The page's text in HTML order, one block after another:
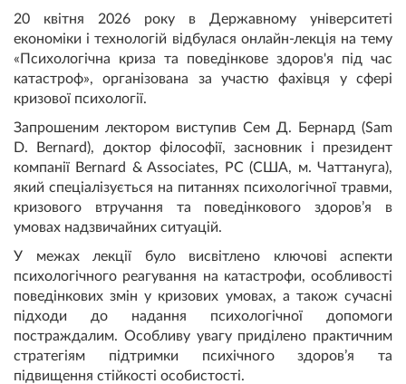
20 квітня 2026 року в Державному університеті
економіки і технологій відбулася онлайн-лекція на тему
«Психологічна криза та поведінкове здоров'я під час
катастроф», організована за участю фахівця у сфері
кризової психології.
Запрошеним лектором виступив Сем Д. Бернард (Sam
D. Bernard), доктор філософії, засновник і президент
компанії Bernard & Associates, PC (США, м. Чаттануга),
який спеціалізується на питаннях психологічної травми,
кризового втручання та поведінкового здоров’я в
умовах надзвичайних ситуацій.
У межах лекції було висвітлено ключові аспекти
психологічного реагування на катастрофи, особливості
поведінкових змін у кризових умовах, а також сучасні
підходи до надання психологічної допомоги
постраждалим. Особливу увагу приділено практичним
стратегіям підтримки психічного здоров’я та
підвищення стійкості особистості.